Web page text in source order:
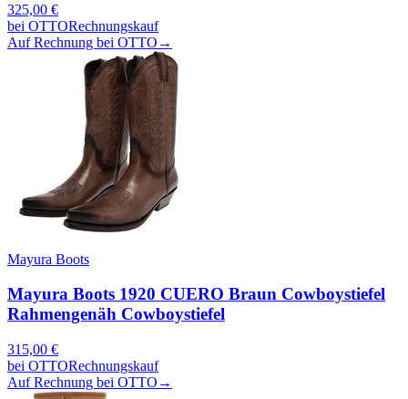
325,00 €
bei OTTORechnungskauf
Auf Rechnung bei OTTO →
Mayura Boots
Mayura Boots 1920 CUERO Braun Cowboystiefel
Rahmengenäh Cowboystiefel
315,00 €
bei OTTORechnungskauf
Auf Rechnung bei OTTO →